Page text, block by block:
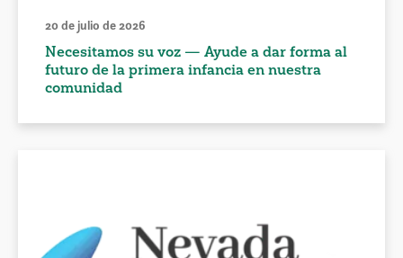
20 de julio de 2026
Necesitamos su voz — Ayude a dar forma al
futuro de la primera infancia en nuestra
comunidad